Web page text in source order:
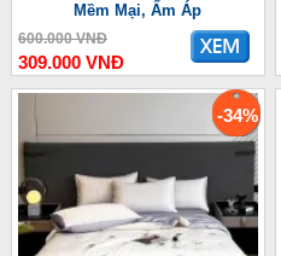
Mềm Mại, Ấm Áp
600.000 VNĐ
309.000 VNĐ
-34%